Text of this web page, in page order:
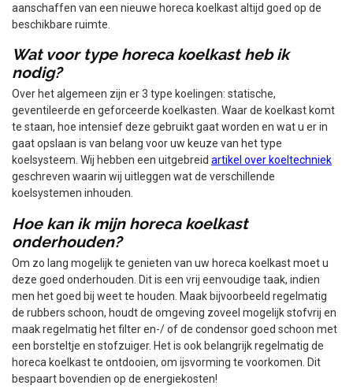
aanschaffen van een nieuwe horeca koelkast altijd goed op de
beschikbare ruimte.
Wat voor type horeca koelkast heb ik
nodig?
Over het algemeen zijn er 3 type koelingen: statische,
geventileerde en geforceerde koelkasten. Waar de koelkast komt
te staan, hoe intensief deze gebruikt gaat worden en wat u er in
gaat opslaan is van belang voor uw keuze van het type
koelsysteem. Wij hebben een uitgebreid artikel over koeltechniek
geschreven waarin wij uitleggen wat de verschillende
koelsystemen inhouden.
Hoe kan ik mijn horeca koelkast
onderhouden?
Om zo lang mogelijk te genieten van uw horeca koelkast moet u
deze goed onderhouden. Dit is een vrij eenvoudige taak, indien
men het goed bij weet te houden. Maak bijvoorbeeld regelmatig
de rubbers schoon, houdt de omgeving zoveel mogelijk stofvrij en
maak regelmatig het filter en-/ of de condensor goed schoon met
een borsteltje en stofzuiger. Het is ook belangrijk regelmatig de
horeca koelkast te ontdooien, om ijsvorming te voorkomen. Dit
bespaart bovendien op de energiekosten!